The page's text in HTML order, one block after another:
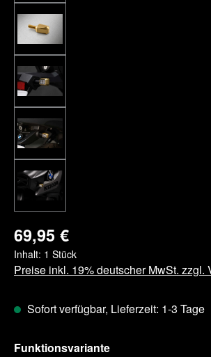
69,95 €
Inhalt: 1 Stück
Preise inkl. 19% deutscher MwSt. zzgl.
Sofort verfügbar, Lieferzeit: 1-3 Tage
Funktionsvarianteauswählen